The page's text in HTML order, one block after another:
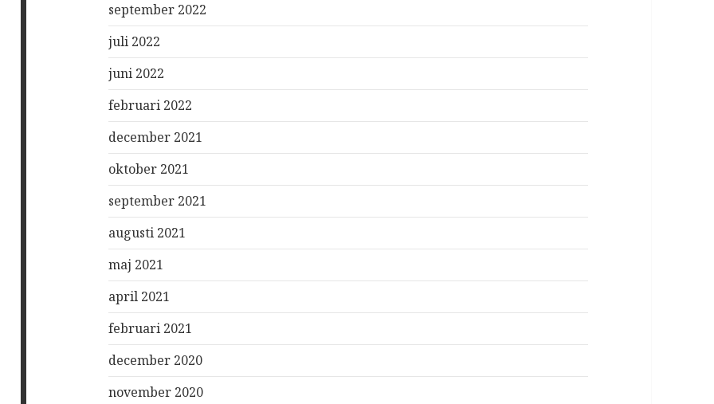
september 2022
juli 2022
juni 2022
februari 2022
december 2021
oktober 2021
september 2021
augusti 2021
maj 2021
april 2021
februari 2021
december 2020
november 2020